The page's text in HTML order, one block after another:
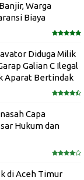
Warga
Biaya
Diduga Milik
Galian C Ilegal
Aparat Bertindak
Capa
Hukum dan
di Aceh Timur